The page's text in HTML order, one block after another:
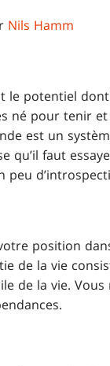
Nils Hamm
le potentiel
né pour tenir et
est un
qu’il faut
peu
position
de la vie
de la vie. Vous